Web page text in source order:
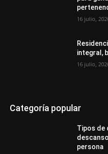
16 julio,
integral,
16 julio,
Categoría popular
Tipos de
persona